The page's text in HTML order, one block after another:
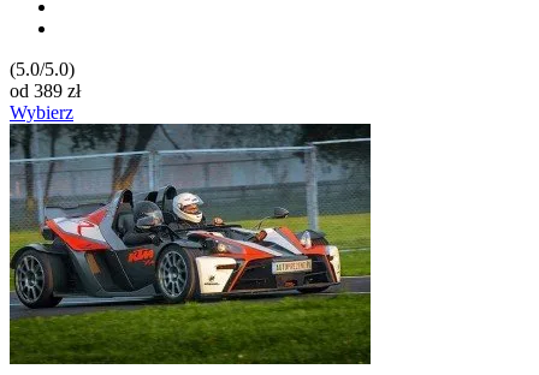
(5.0/5.0)
od 389 zł
Wybierz